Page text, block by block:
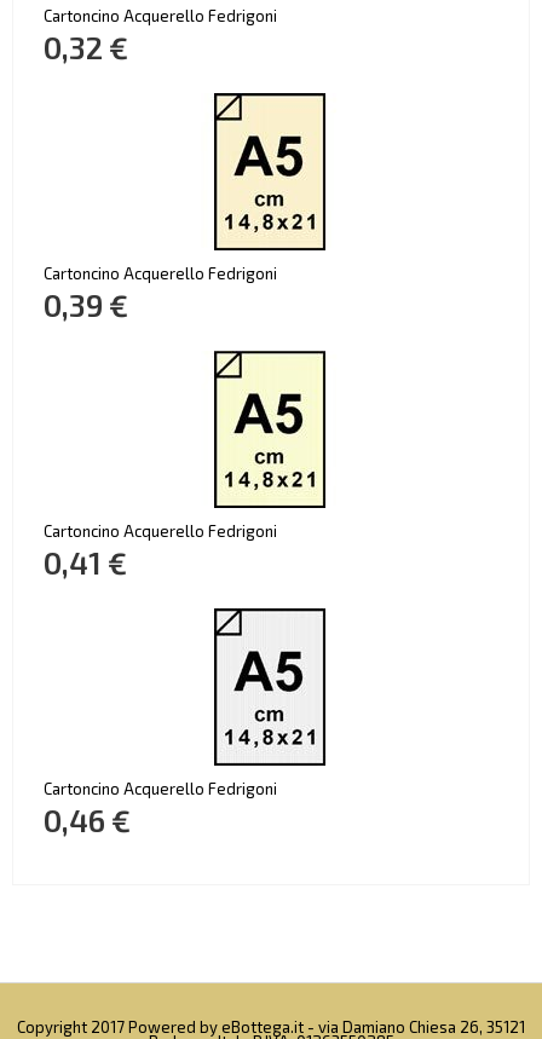
Cartoncino Acquerello Fedrigoni
0,32 €
Cartoncino Acquerello Fedrigoni
0,39 €
Cartoncino Acquerello Fedrigoni
0,41 €
Cartoncino Acquerello Fedrigoni
0,46 €
Copyright 2017 Powered by eBottega.it - via Damiano Chiesa 26, 35121